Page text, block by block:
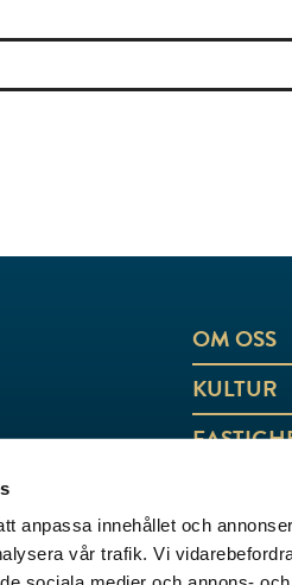
anpassa innehållet och
vår trafik. Vi
OM OSS
KULTUR
KONTAKT